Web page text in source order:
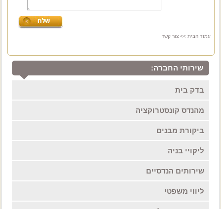
עמוד הבית >> צור קשר
שירותי החברה:
בדק בית
מהנדס קונסטרוקציה
ביקורת מבנים
ליקויי בניה
שירותים הנדסיים
ליווי משפטי